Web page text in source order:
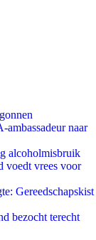
naar
alcoholmisbruik
voedt vrees voor
Gereedschapskist
bezocht terecht